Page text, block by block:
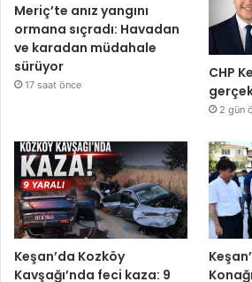
Meriç’te anız yangını
ormana sıçradı: Havadan
ve karadan müdahale
sürüyor
17 saat önce
CHP
2 gün
Keşan’da Kozköy
Kavşağı’nda feci kaza: 9